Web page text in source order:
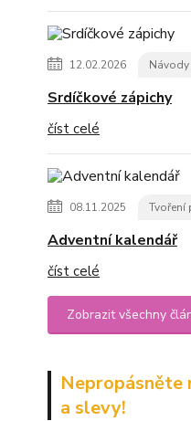
12.02.2026
Srdíčkové zápichy
číst celé
08.11.2025 Tvoření
Adventní kalendář
číst celé
Zobrazit všechny
Nepropásněte
a slevy!